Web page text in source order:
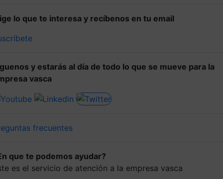
lo que te interesa y recíbenos en tu email
y estarás al día de todo lo que se mueve para la
vasca
frecuentes
que te podemos ayudar?
es el servicio de atención a la empresa vasca